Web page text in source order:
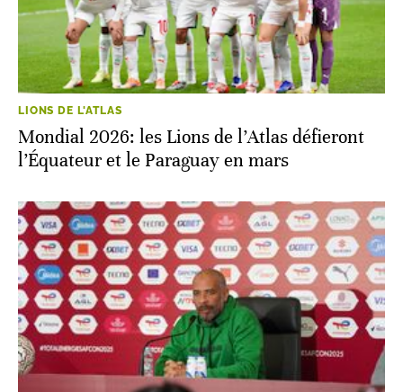
LIONS DE L'ATLAS
Mondial 2026: les Lions de l’Atlas défieront
l’Équateur et le Paraguay en mars